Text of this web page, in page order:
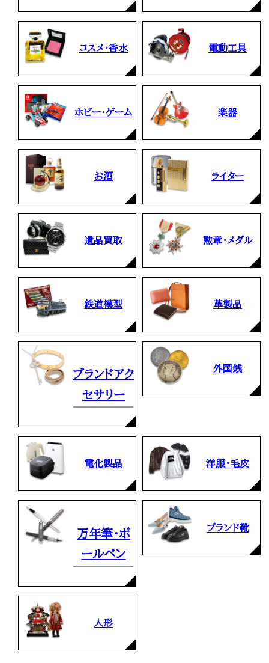
コスメ・香水 電動工具
ホビー・ゲーム 楽器
お酒 ライター
遺品買取 勲章・メダル
鉄道模型 革製品
ブランドアク
セサリー
外国銭
電化製品 洋服・毛皮
万年筆・ボ
ールペン
ブランド靴
人形